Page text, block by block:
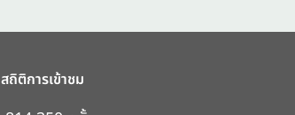
สถิติการเข้าชม